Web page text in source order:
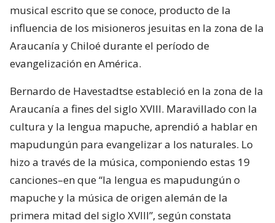
musical escrito que se conoce, producto de la
influencia de los misioneros jesuitas en la zona de la
Araucanía y Chiloé durante el período de
evangelización en América.
Bernardo de Havestadtse estableció en la zona de la
Araucanía a fines del siglo XVIII. Maravillado con la
cultura y la lengua mapuche, aprendió a hablar en
mapudungún para evangelizar a los naturales. Lo
hizo a través de la música, componiendo estas 19
canciones–en que “la lengua es mapudungún o
mapuche y la música de origen alemán de la
primera mitad del siglo XVIII”, según constata